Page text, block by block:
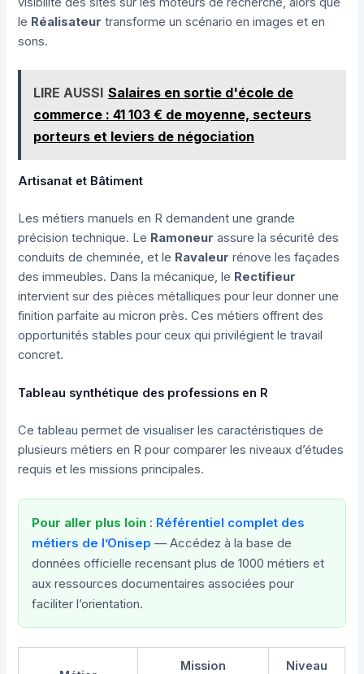
le Réalisateur transforme un scénario en images et en
sons.
LIRE AUSSI Salaires en sortie d'école de
commerce : 41 103 € de moyenne, secteurs
porteurs et leviers de négociation
Artisanat et Bâtiment
Les métiers manuels en R demandent une grande
précision technique. Le Ramoneur assure la sécurité des
conduits de cheminée, et le Ravaleur rénove les façades
des immeubles. Dans la mécanique, le Rectifieur
intervient sur des pièces métalliques pour leur donner une
finition parfaite au micron près. Ces métiers offrent des
opportunités stables pour ceux qui privilégient le travail
concret.
Tableau synthétique des professions en R
Ce tableau permet de visualiser les caractéristiques de
plusieurs métiers en R pour comparer les niveaux d’études
requis et les missions principales.
Pour aller plus loin : Référentiel complet des
métiers de l’Onisep — Accédez à la base de
données officielle recensant plus de 1000 métiers et
aux ressources documentaires associées pour
faciliter l’orientation.
Mission Niveau